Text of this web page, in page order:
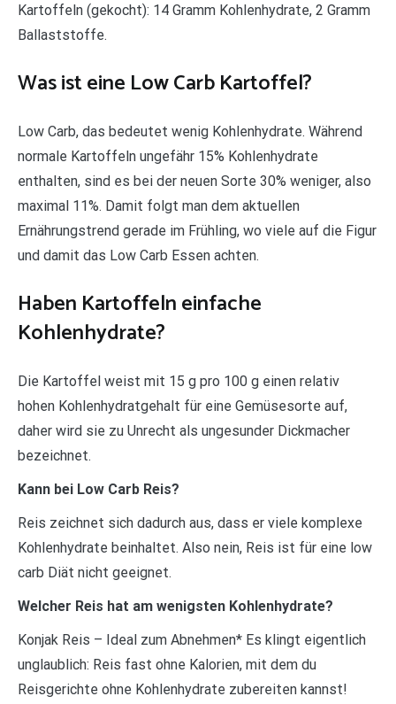
Kartoffeln (gekocht): 14 Gramm Kohlenhydrate, 2 Gramm
Ballaststoffe.
Was ist eine Low Carb Kartoffel?
Low Carb, das bedeutet wenig Kohlenhydrate. Während
normale Kartoffeln ungefähr 15% Kohlenhydrate
enthalten, sind es bei der neuen Sorte 30% weniger, also
maximal 11%. Damit folgt man dem aktuellen
Ernährungstrend gerade im Frühling, wo viele auf die Figur
und damit das Low Carb Essen achten.
Haben Kartoffeln einfache
Kohlenhydrate?
Die Kartoffel weist mit 15 g pro 100 g einen relativ
hohen Kohlenhydratgehalt für eine Gemüsesorte auf,
daher wird sie zu Unrecht als ungesunder Dickmacher
bezeichnet.
Kann bei Low Carb Reis?
Reis zeichnet sich dadurch aus, dass er viele komplexe
Kohlenhydrate beinhaltet. Also nein, Reis ist für eine low
carb Diät nicht geeignet.
Welcher Reis hat am wenigsten Kohlenhydrate?
Konjak Reis – Ideal zum Abnehmen* Es klingt eigentlich
unglaublich: Reis fast ohne Kalorien, mit dem du
Reisgerichte ohne Kohlenhydrate zubereiten kannst!